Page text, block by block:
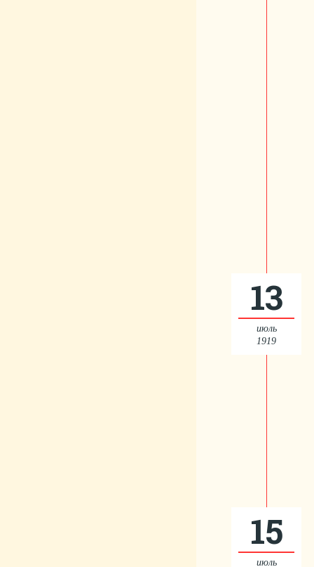
13
июль
1919
15
июль